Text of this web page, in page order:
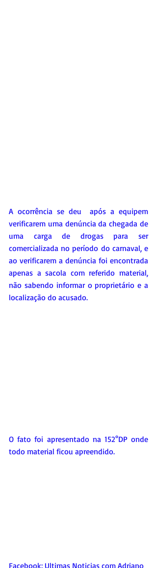
A ocorrência se deu  após a equipem
verificarem uma denúncia da chegada de
uma carga de drogas para ser
comercializada no período do carnaval, e
ao verificarem a denúncia foi encontrada
apenas a sacola com referido material,
não sabendo informar o proprietário e a
localização do acusado.
O fato foi apresentado na 152°DP onde
todo material ficou apreendido.
Facebook: Ultimas Noticias com Adriano